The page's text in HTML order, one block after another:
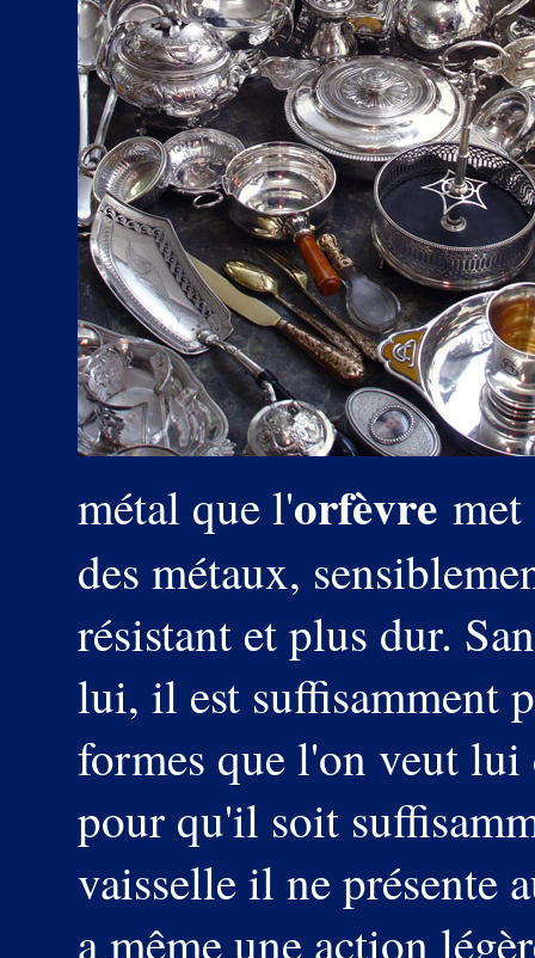
métal que l'orfèvre
des métaux,
résistant et plus dur.
lui, il est suffisamment
formes que l'on veut
pour qu'il soit
vaisselle il ne présente
a même une action